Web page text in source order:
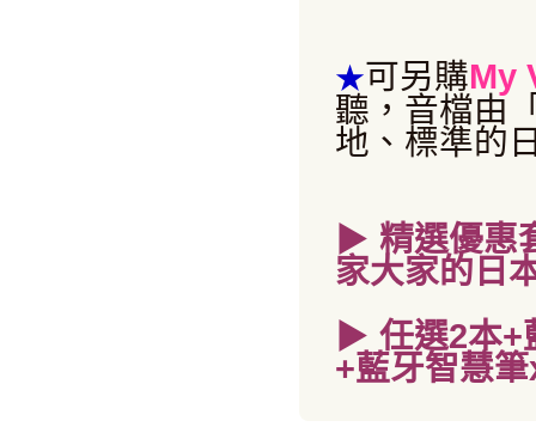
★可另購My
聽，音檔由
地、標準的
▶ 精選優惠
家大家的日
▶ 任選2本+
+藍牙智慧